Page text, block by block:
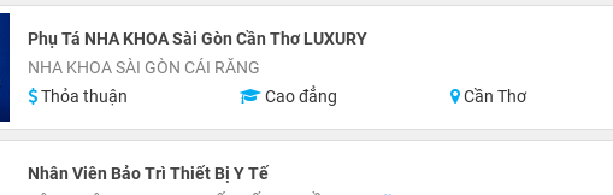
Phụ Tá NHA KHOA Sài Gòn Cần Thơ LUXURY
NHA KHOA SÀI GÒN CÁI RĂNG
Thỏa thuận
Cao đẳng Cần Thơ
Nhân Viên Bảo Trì Thiết Bị Y Tế